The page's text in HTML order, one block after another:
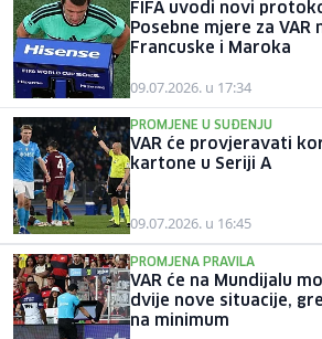
FIFA uvodi novi
Posebne mjere za VAR
Francuske i Maroka
09.07.2026. u 17:34
PROMJENE U SUĐENJU
VAR će provjeravati
kartone u Seriji A
09.07.2026. u 16:45
PROMJENA PRAVILA
VAR će na Mundijalu
dvije nove situacije,
na minimum